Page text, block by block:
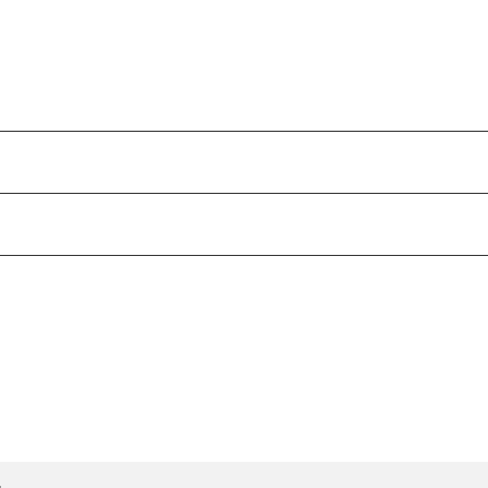
верхнем углу.
к оформлению".
доставки и оплаты, далее нажмите "подтвердить
товарный вид изделия, бирки и упаковки - это